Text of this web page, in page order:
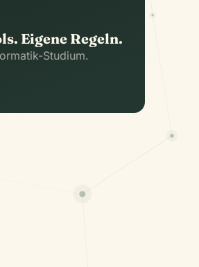
Eigene Regeln.
Studium.
CODING
im Sommer versucht, Coding
Heute mache ich es mit Vibe-
Idee rein, Werkzeug raus —
Prozessen passen.